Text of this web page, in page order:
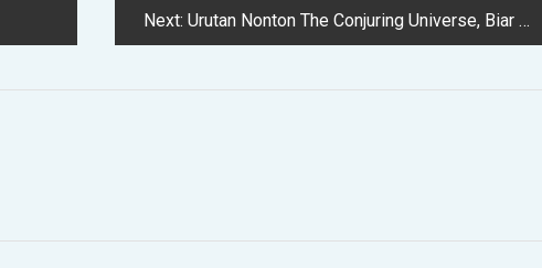
Next: Urutan Nonton The Conjuring Universe, Biar Gak Bingung